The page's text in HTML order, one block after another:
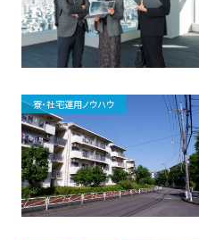
寮・社宅運用ノウハウ